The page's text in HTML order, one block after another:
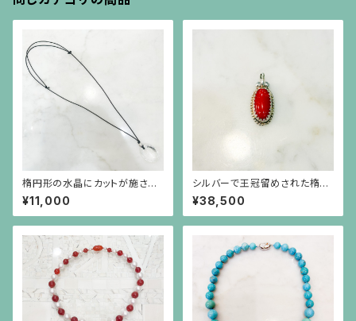
楕円形の水晶にカットが施され
たシルバーボールの黒紐のネッ
クレス
¥11,000
シルバーで王冠留めされた楕円
形の赤珊瑚、芥子パールのペン
ダント（チェーン別）
¥38,500